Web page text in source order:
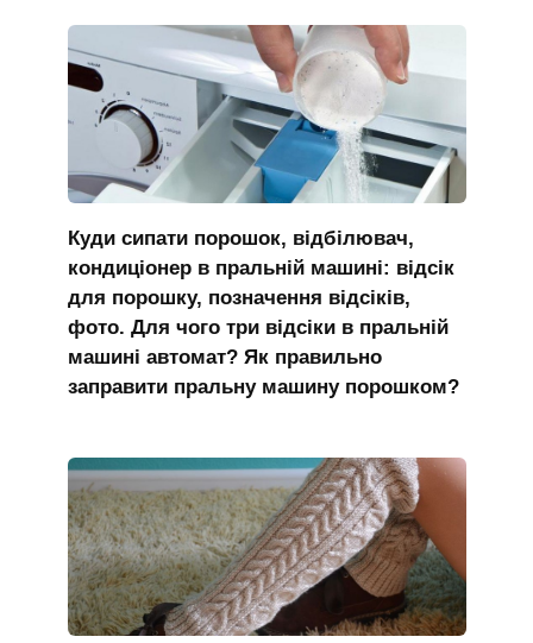
Куди сипати порошок, відбілювач,
кондиціонер в пральній машині: відсік
для порошку, позначення відсіків,
фото. Для чого три відсіки в пральній
машині автомат? Як правильно
заправити пральну машину порошком?